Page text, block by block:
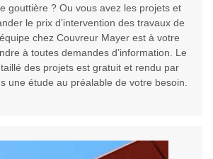
gouttière ? Ou vous avez les projets et
le prix d’intervention des travaux de
chez Couvreur Mayer est à votre
à toutes demandes d’information. Le
des projets est gratuit et rendu par
une étude au préalable de votre besoin.